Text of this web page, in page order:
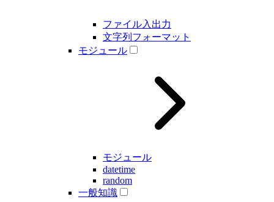
ファイル入出力
文字列フォーマット
モジュール
モジュール
datetime
random
一般知識